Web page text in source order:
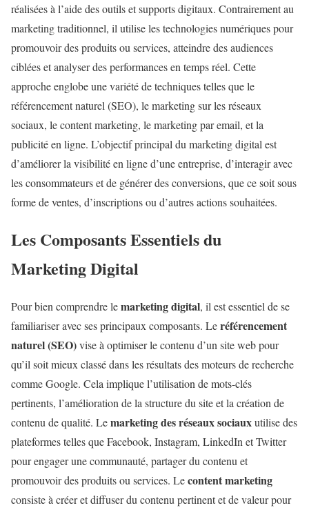
réalisées à l’aide des outils et supports digitaux. Contrairement au
marketing traditionnel, il utilise les technologies numériques pour
promouvoir des produits ou services, atteindre des audiences
ciblées et analyser des performances en temps réel. Cette
approche englobe une variété de techniques telles que le
référencement naturel (SEO), le marketing sur les réseaux
sociaux, le content marketing, le marketing par email, et la
publicité en ligne. L’objectif principal du marketing digital est
d’améliorer la visibilité en ligne d’une entreprise, d’interagir avec
les consommateurs et de générer des conversions, que ce soit sous
forme de ventes, d’inscriptions ou d’autres actions souhaitées.
Les Composants Essentiels du
Marketing Digital
Pour bien comprendre lemarketing digital, il est essentiel de se
familiariser avec ses principaux composants. Leréférencement
naturel (SEO)vise à optimiser le contenu d’un site web pour
qu’il soit mieux classé dans les résultats des moteurs de recherche
comme Google. Cela implique l’utilisation de mots-clés
pertinents, l’amélioration de la structure du site et la création de
contenu de qualité. Lemarketing des réseaux sociauxutilise des
plateformes telles que Facebook, Instagram, LinkedIn et Twitter
pour engager une communauté, partager du contenu et
promouvoir des produits ou services. Lecontent marketing
consiste à créer et diffuser du contenu pertinent et de valeur pour